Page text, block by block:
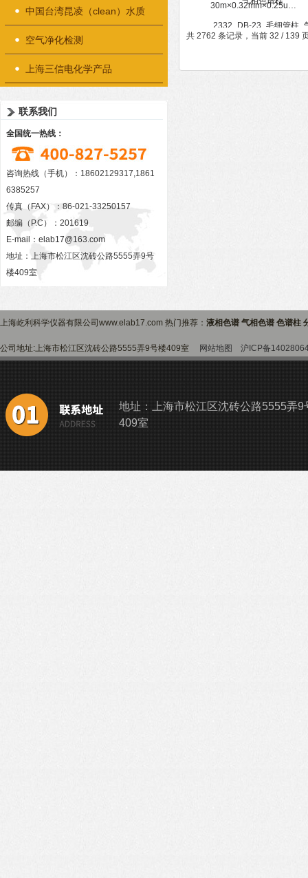
中国台湾昆凌（clean）水质
检测仪器
空气净化检测
上海三信电化学产品
联系我们
全国统一热线：
咨询热线（手机）：18602129317,1861
6385257
传真（FAX）：86-021-33250157
邮编（P.C）：201619
E-mail： elab17@163.com
地址：上海市松江区沈砖公路5555弄9号
楼409室
30m×0.32mm×0.25um原装agilent_安捷伦CP7831_CP-Sil 24 CB_毛细管柱_气相色谱柱
共 2762 条记录，当前 32 / 139
上海屹利科学仪器有限公司www.elab17.com 热门推荐： 液相色谱 气相色谱 色谱柱
公司地址:上海市松江区沈砖公路5555弄9号楼409室 网站地图 沪ICP备
地址：上海市松江区沈砖公路5555弄9
409室